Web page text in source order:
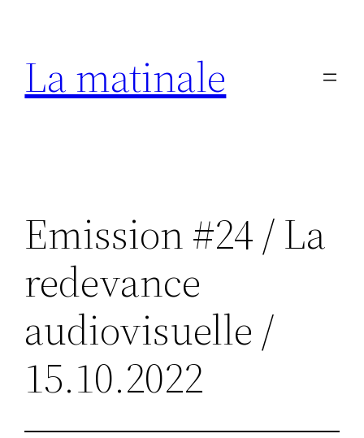
contenu
La matinale
Emission #24 / La
redevance
audiovisuelle /
15.10.2022